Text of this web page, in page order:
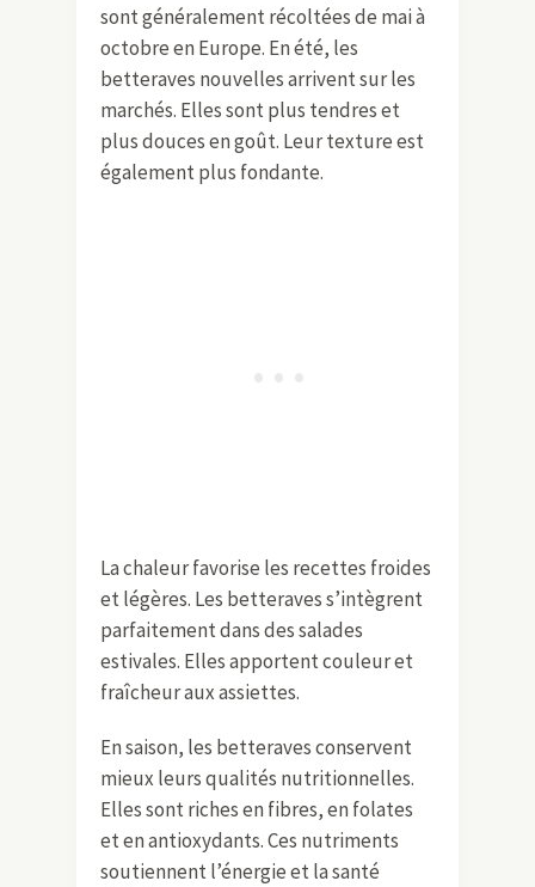
sont généralement récoltées de mai à
octobre en Europe. En été, les
betteraves nouvelles arrivent sur les
marchés. Elles sont plus tendres et
plus douces en goût. Leur texture est
également plus fondante.
La chaleur favorise les recettes froides
et légères. Les betteraves s’intègrent
parfaitement dans des salades
estivales. Elles apportent couleur et
fraîcheur aux assiettes.
En saison, les betteraves conservent
mieux leurs qualités nutritionnelles.
Elles sont riches en fibres, en folates
et en antioxydants. Ces nutriments
soutiennent l’énergie et la santé